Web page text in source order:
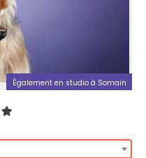
Également en studio à Somain